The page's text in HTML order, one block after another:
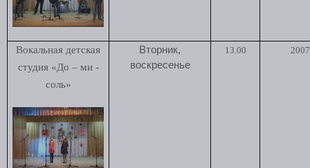
Вокальная детская
студия «До – ми -
соль»
Вторник,
воскресенье
13.00 2007